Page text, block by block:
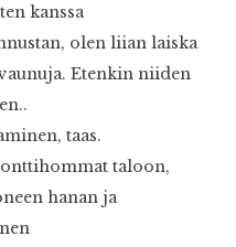
kanssa
olen liian laiska
Etenkin niiden
taas.
taloon,
hanan ja